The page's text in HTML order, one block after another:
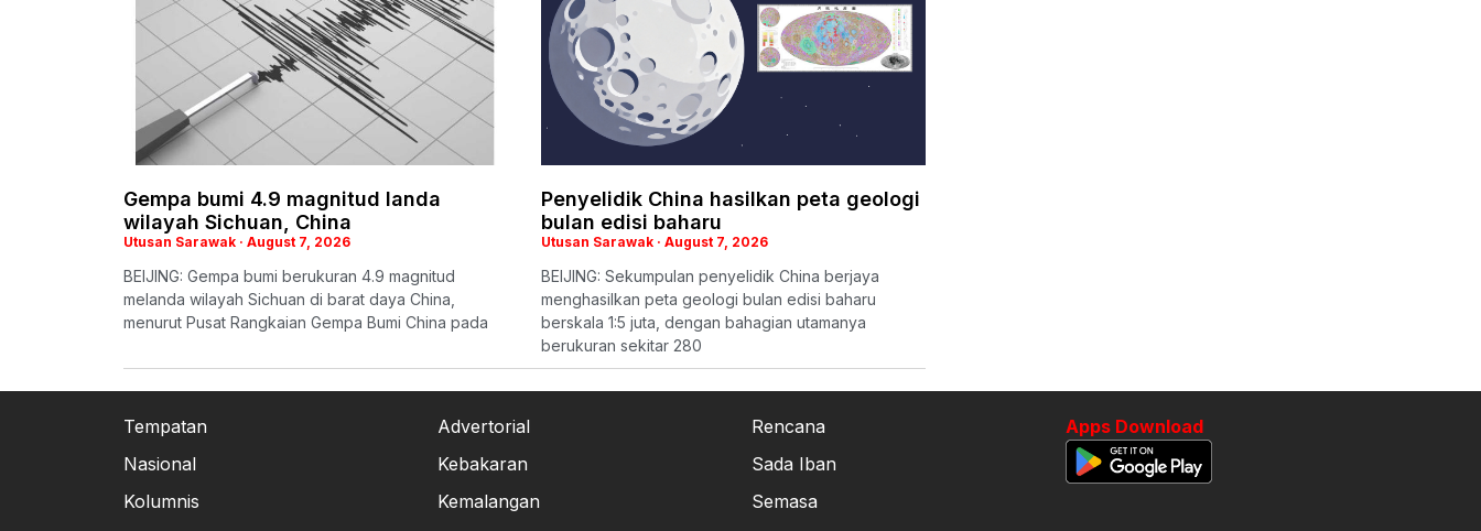
Gempa bumi 4.9 magnitud landa
wilayah Sichuan, China
Utusan Sarawak August 7, 2026
BEIJING: Gempa bumi berukuran 4.9 magnitud
melanda wilayah Sichuan di barat daya China,
menurut Pusat Rangkaian Gempa Bumi China pada
Penyelidik China hasilkan peta geologi
bulan edisi baharu
Utusan Sarawak August 7, 2026
BEIJING: Sekumpulan penyelidik China berjaya
menghasilkan peta geologi bulan edisi baharu
berskala 1:5 juta, dengan bahagian utamanya
berukuran sekitar 280
Tempatan
Nasional
Kolumnis
Advertorial
Kebakaran
Kemalangan
Rencana
Sada Iban
Semasa
Apps Download